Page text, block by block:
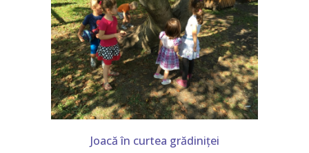
Joacă în curtea grădiniței